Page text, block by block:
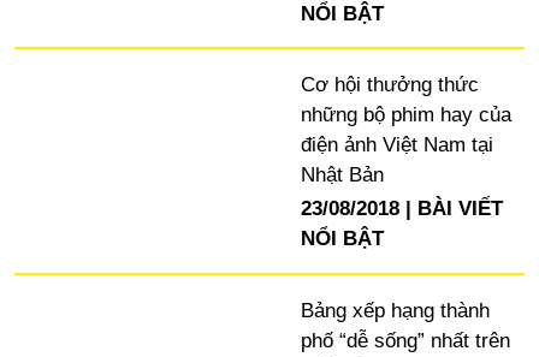
NỔI BẬT
Cơ hội thưởng thức
những bộ phim hay của
điện ảnh Việt Nam tại
Nhật Bản
23/08/2018
BÀI VIẾT
NỔI BẬT
Bảng xếp hạng thành
phố “dễ sống” nhất trên